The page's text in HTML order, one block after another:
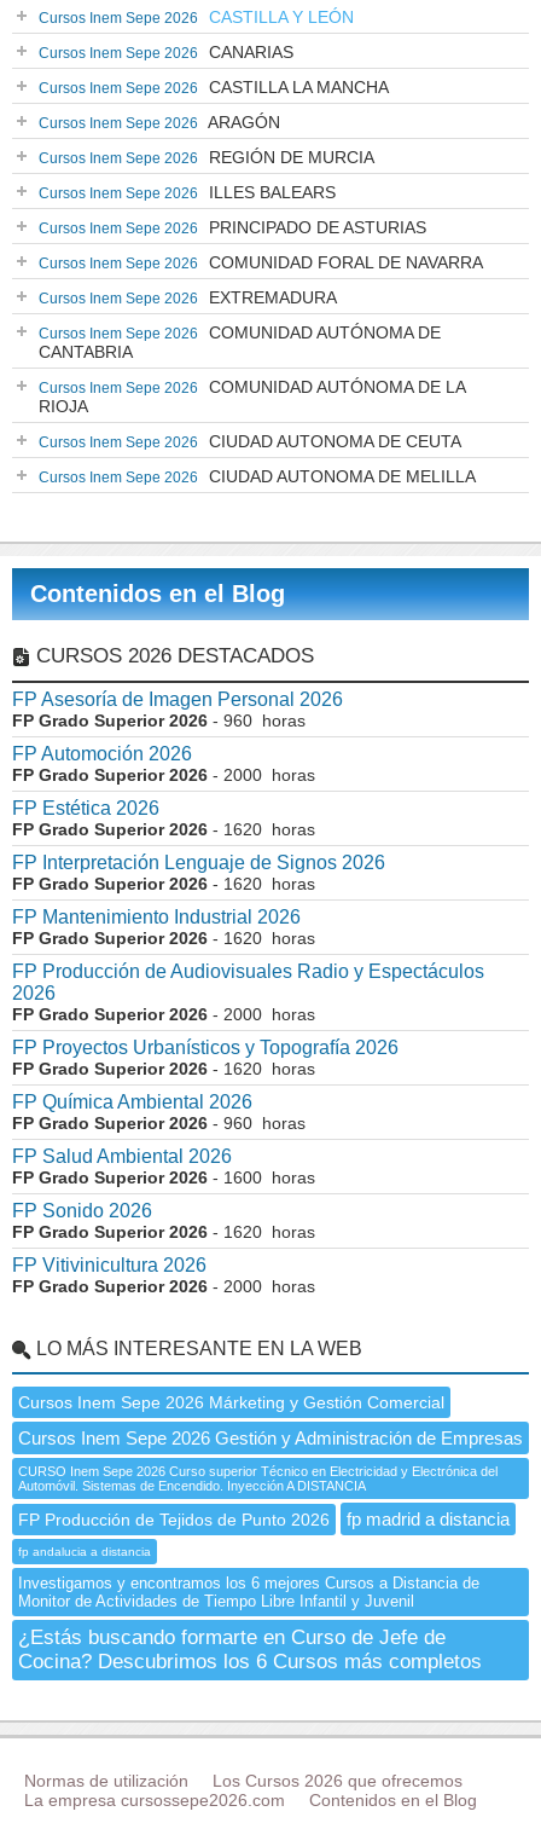
Cursos Inem Sepe 2026 CASTILLA Y LEÓN
Cursos Inem Sepe 2026 CANARIAS
Cursos Inem Sepe 2026 CASTILLA LA MANCHA
Cursos Inem Sepe 2026 ARAGÓN
Cursos Inem Sepe 2026 REGIÓN DE MURCIA
Cursos Inem Sepe 2026 ILLES BALEARS
Cursos Inem Sepe 2026 PRINCIPADO DE ASTURIAS
Cursos Inem Sepe 2026 COMUNIDAD FORAL DE NAVARRA
Cursos Inem Sepe 2026 EXTREMADURA
Cursos Inem Sepe 2026
COMUNIDAD AUTÓNOMA DE
CANTABRIA
Cursos Inem Sepe 2026
COMUNIDAD AUTÓNOMA DE LA
RIOJA
Cursos Inem Sepe 2026 CIUDAD AUTONOMA DE CEUTA
Cursos Inem Sepe 2026 CIUDAD AUTONOMA DE MELILLA
Contenidos en el Blog
CURSOS 2026 DESTACADOS
FP Asesoría de Imagen Personal 2026
FP Grado Superior 2026 - 960 horas
FP Automoción 2026
FP Grado Superior 2026 - 2000 horas
FP Estética 2026
FP Grado Superior 2026 - 1620 horas
FP Interpretación Lenguaje de Signos 2026
FP Grado Superior 2026 - 1620 horas
FP Mantenimiento Industrial 2026
FP Grado Superior 2026 - 1620 horas
FP Producción de Audiovisuales Radio y Espectáculos
2026
FP Grado Superior 2026 - 2000 horas
FP Proyectos Urbanísticos y Topografía 2026
FP Grado Superior 2026 - 1620 horas
FP Química Ambiental 2026
FP Grado Superior 2026 - 960 horas
FP Salud Ambiental 2026
FP Grado Superior 2026 - 1600 horas
FP Sonido 2026
FP Grado Superior 2026 - 1620 horas
FP Vitivinicultura 2026
FP Grado Superior 2026 - 2000 horas
LO MÁS INTERESANTE EN LA WEB
Cursos Inem Sepe 2026 Márketing y Gestión Comercial
Cursos Inem Sepe 2026 Gestión y Administración de Empresas
CURSO Inem Sepe 2026 Curso superior Técnico en Electricidad y Electrónica del
Automóvil. Sistemas de Encendido. Inyección A DISTANCIA
FP Producción de Tejidos de Punto 2026 fp madrid a distancia
fp andalucia a distancia
Investigamos y encontramos los 6 mejores Cursos a Distancia de
Monitor de Actividades de Tiempo Libre Infantil y Juvenil
¿Estás buscando formarte en Curso de Jefe de
Cocina? Descubrimos los 6 Cursos más completos
Normas de utilización
Los Cursos 2026 que ofrecemos
La empresa cursossepe2026.com
Contenidos en el Blog